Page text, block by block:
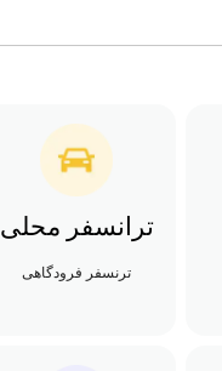
ترانسفر محلی
ترنسفر فرودگاهی